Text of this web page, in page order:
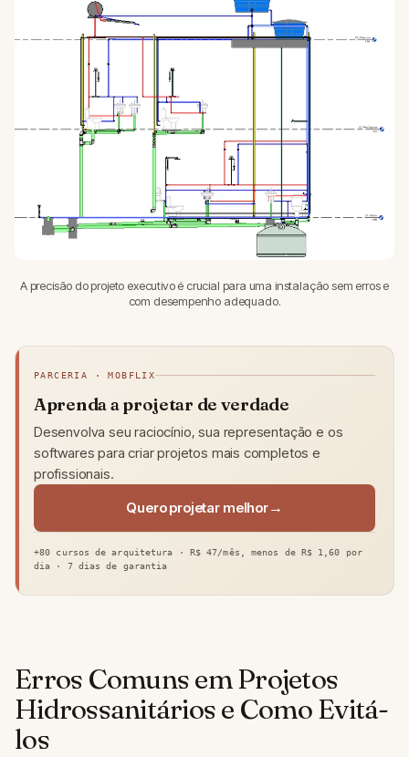
A precisão do projeto executivo é crucial para uma instalação sem erros e
com desempenho adequado.
PARCERIA · MOBFLIX
Aprenda a projetar de verdade
Desenvolva seu raciocínio, sua representação e os
softwares para criar projetos mais completos e
profissionais.
Quero projetar melhor
+80 cursos de arquitetura · R$ 47/mês, menos de R$ 1,60 por
dia · 7 dias de garantia
Erros Comuns em Projetos
Hidrossanitários e Como Evitá-
los